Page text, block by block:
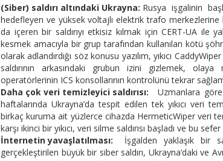
(Siber) saldırı altındaki Ukrayna: Rusya işgalinin
hedefleyen ve yüksek voltajlı elektrik trafo merkezlerine
da içeren bir saldırıyı etkisiz kılmak için CERT-UA ile
kesmek amacıyla bir grup tarafından kullanılan kötü
olarak adlandırdığı söz konusu yazılım, yıkıcı
saldırının arkasındaki grubun izini gizlemek,
operatörlerinin ICS konsollarının kontrolünü tekrar
Daha çok veri temizleyici saldırısı:
Uzmanlara
haftalarında Ukrayna’da tespit edilen tek yıkıcı veri
birkaç kuruma ait yüzlerce cihazda HermeticWiper veri
karşı ikinci bir yıkıcı, veri silme saldırısı başladı ve bu
İnternetin yavaşlatılması:
İşgalden yaklaşık bir
gerçekleştirilen büyük bir siber saldırı, Ukrayna’daki ve